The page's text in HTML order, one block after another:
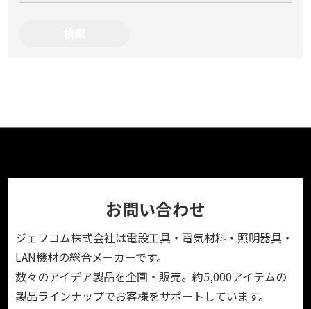
お問い合わせ
ジェフコム株式会社は電設工具・電気材料・照明器具・
LAN機材の総合メーカーです。
数々のアイデア製品を企画・販売。約5,000アイテムの
製品ラインナップでお客様をサポートしています。